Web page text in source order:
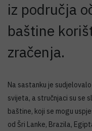
iz područja
baštine
zračenja.
Na sastanku je
svijeta, a stručnjaci su se
baštine, koji se mogu
od Šri Lanke, Brazila,